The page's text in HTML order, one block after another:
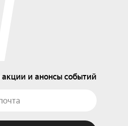
и анонсы событий